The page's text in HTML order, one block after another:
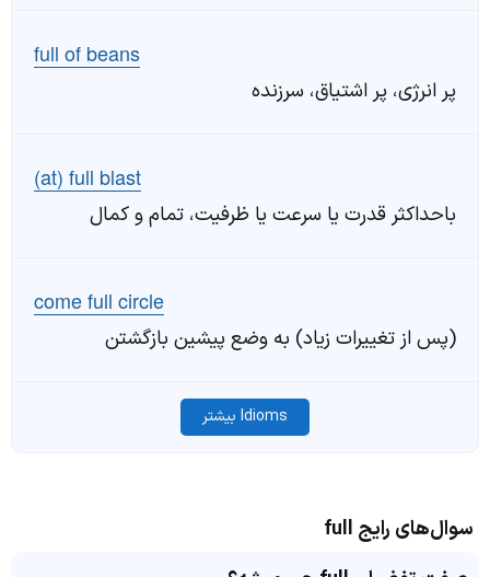
full of beans
پر انرژی، پر اشتیاق، سرزنده
(at) full blast
باحداکثر قدرت یا سرعت یا ظرفیت، تمام و کمال
come full circle
(پس از تغییرات زیاد) به وضع پیشین بازگشتن
Idioms بیشتر
سوال‌های رایج full